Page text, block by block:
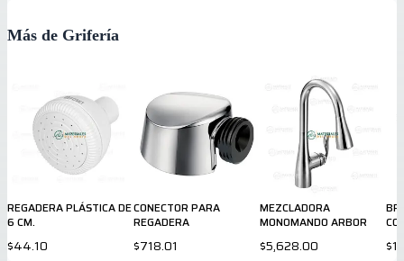
Más de Grifería
REGADERA PLÁSTICA DE
6 CM.
$44.10
CONECTOR PARA
REGADERA
$718.01
MEZCLADORA
MONOMANDO ARBOR
$5,628.00